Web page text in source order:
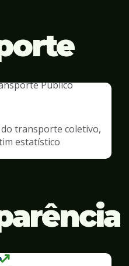
transporte coletivo,
estatístico